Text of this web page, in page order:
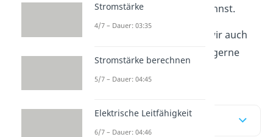
dasLenzsche Gesetz
erkennst.
Zu diesem Thema haben wir auch
, welches du dir gerne
Inhaltsübersicht
Stromstärke
4/7 – Dauer: 03:35
Stromstärke berechnen
5/7 – Dauer: 04:45
Elektrische Leitfähigkeit
6/7 – Dauer: 04:46